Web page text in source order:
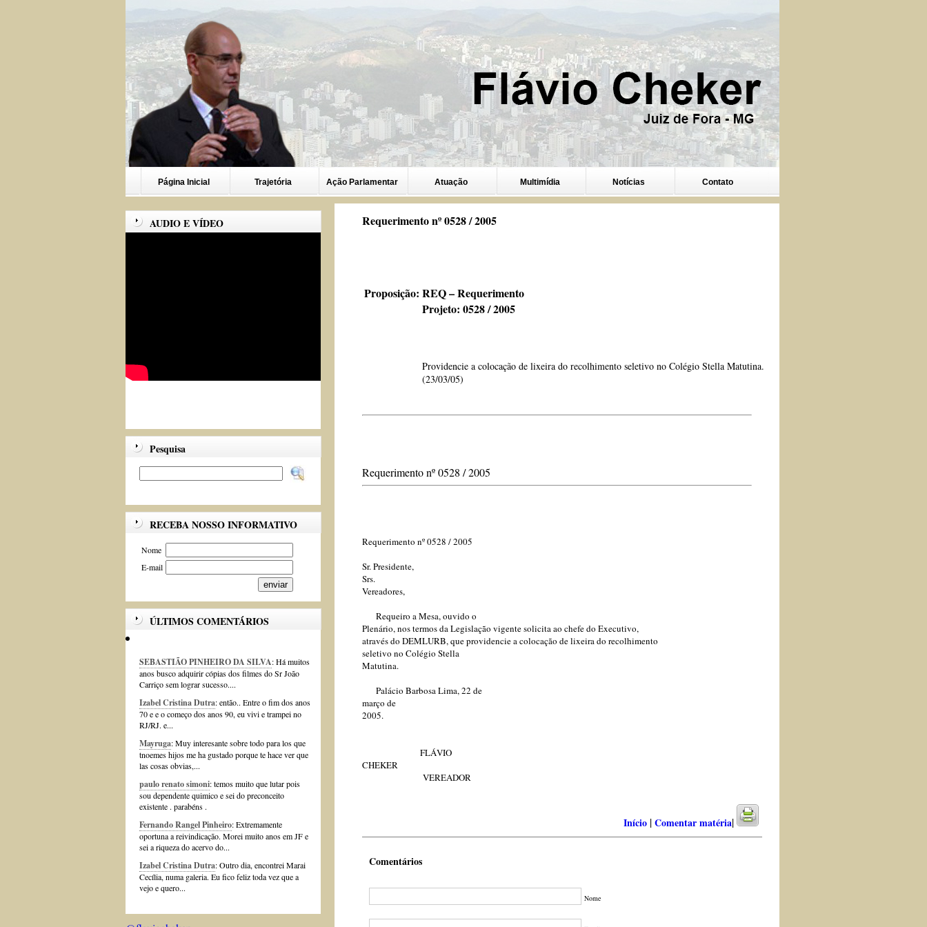
Página Inicial Trajetória Ação Parlamentar Atuação Multimídia Notícias Contato
AUDIO E VÍDEO
Pesquisa
RECEBA NOSSO INFORMATIVO
Nome
E-mail
ÚLTIMOS COMENTÁRIOS
SEBASTIÃO PINHEIRO DA SILVA: Há muitos
anos busco adquirir cópias dos filmes do Sr João
Carriço sem lograr sucesso....
Izabel Cristina Dutra: então.. Entre o fim dos anos
70 e e o começo dos anos 90, eu vivi e trampei no
RJ/RJ. e...
Mayruga: Muy interesante sobre todo para los que
tnoemes hijos me ha gustado porque te hace ver que
las cosas obvias,...
paulo renato simoni: temos muito que lutar pois
sou dependente quimico e sei do preconceito
existente . parabéns .
Fernando Rangel Pinheiro: Extremamente
oportuna a reivindicação. Morei muito anos em JF e
sei a riqueza do acervo do...
Izabel Cristina Dutra: Outro dia, encontrei Marai
Cecília, numa galeria. Eu fico feliz toda vez que a
vejo e quero...
Requerimento nº 0528 / 2005
Proposição: REQ – Requerimento
Projeto: 0528 / 2005
Providencie a colocação de lixeira do recolhimento seletivo no Colégio Stella Matutina.
(23/03/05)
Requerimento nº 0528 / 2005
Requerimento nº 0528 / 2005
Sr. Presidente,
Srs.
Vereadores,
Requeiro a Mesa, ouvido o
Plenário, nos termos da Legislação vigente solicita ao chefe do Executivo,
através do DEMLURB, que providencie a colocação de lixeira do recolhimento
seletivo no Colégio Stella
Matutina.
Palácio Barbosa Lima, 22 de
março de
2005.
FLÁVIO
CHEKER
VEREADOR
Início |Comentar matéria|
Comentários
Nome